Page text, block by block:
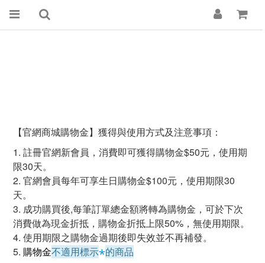
【官網商城購物金】獲得與使用方式及注意事項：
1. 註冊官網新會員，消費即可獲得購物金$50元，使用期
限30天。
2. 官網會員每年可享生日購物金$100元，使用期限30
天。
3. 成功購買後,每筆訂單總金額將轉為購物金，可於下次
消費做為現金折抵，購物金折抵上限50%，無使用期限。
4. 使用期限之購物金過期後即失效並不再補發。
5. 購物金不適用標示*的商品